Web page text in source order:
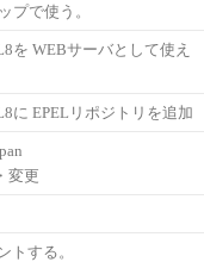
プで使う。
を WEBサーバとして使え
に EPELリポジトリを追加
変更
トする。